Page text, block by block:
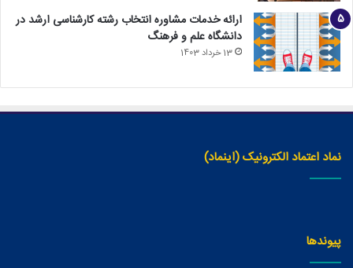
ارائه خدمات مشاوره انتخاب رشته کارشناسی ارشد در
دانشگاه علم و فرهنگ
13 خرداد 1403
نماد اعتماد الکترونیک (اینماد)
پیوندها